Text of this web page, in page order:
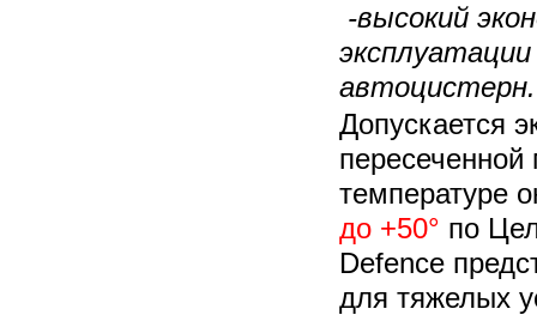
-высокий
автоцистерн.
Допускается
пересеченной
температуре
до +50° по
Defence
для тяжелых